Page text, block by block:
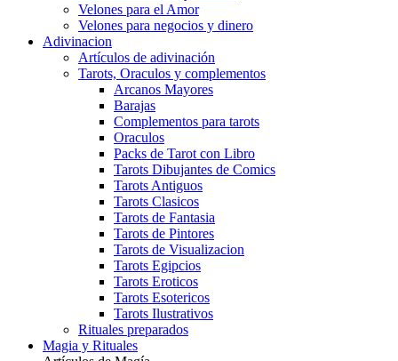
Velones para el Amor
Velones para negocios y dinero
Adivinacion
Artículos de adivinación
Tarots, Oraculos y complementos
Arcanos Mayores
Barajas
Complementos para tarots
Oraculos
Packs de Tarot con Libro
Tarots Dibujantes de Comics
Tarots Antiguos
Tarots Clasicos
Tarots de Fantasia
Tarots de Pintores
Tarots de Visualizacion
Tarots Egipcios
Tarots Eroticos
Tarots Esotericos
Tarots Ilustrativos
Rituales preparados
Magia y Rituales